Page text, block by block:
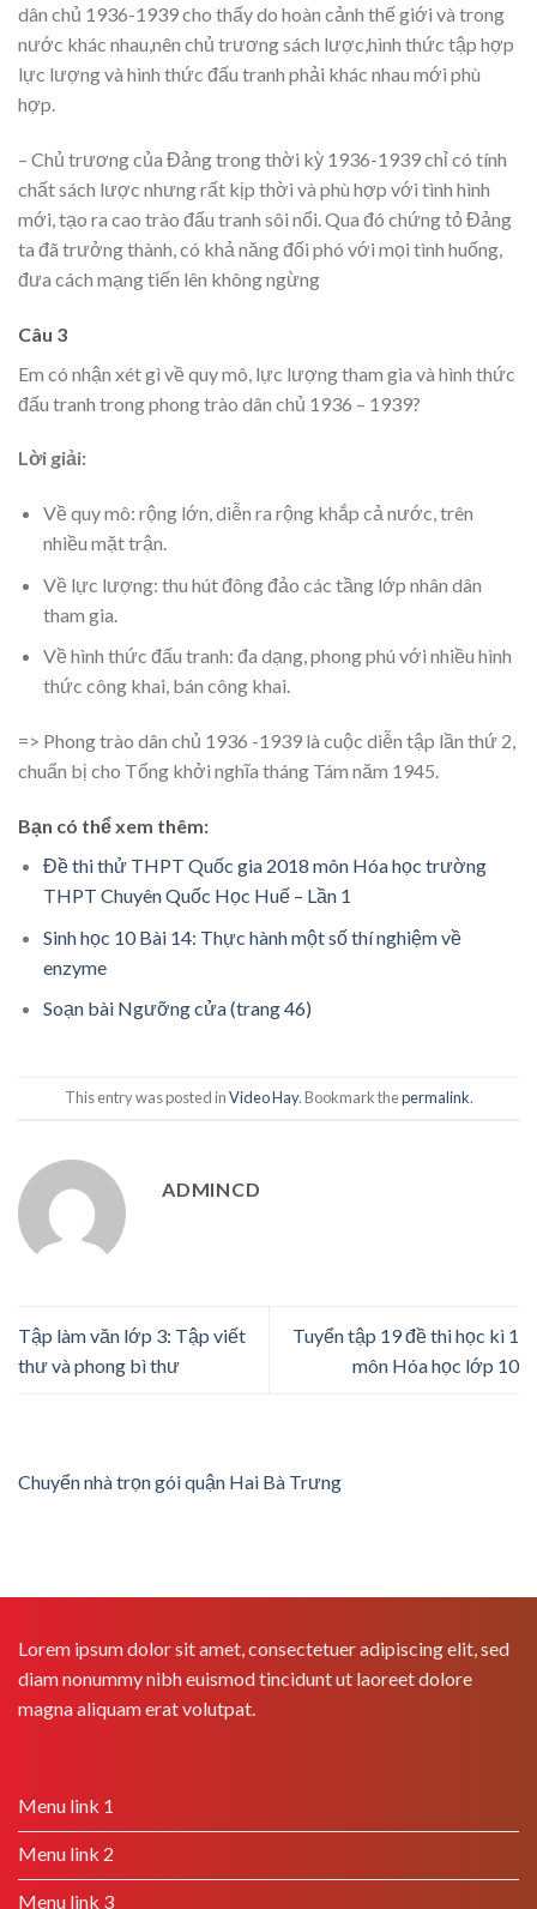
dân chủ 1936-1939 cho thấy do hoàn cảnh thế giới và trong
nước khác nhau,nên chủ trương sách lược,hình thức tập hợp
lực lượng và hình thức đấu tranh phải khác nhau mới phù
hợp.
– Chủ trương của Đảng trong thời kỳ 1936-1939 chỉ có tính
chất sách lược nhưng rất kịp thời và phù hợp với tình hình
mới, tạo ra cao trào đấu tranh sôi nổi. Qua đó chứng tỏ Đảng
ta đã trưởng thành, có khả năng đối phó với mọi tình huống,
đưa cách mạng tiến lên không ngừng
Câu 3
Em có nhận xét gì về quy mô, lực lượng tham gia và hình thức
đấu tranh trong phong trào dân chủ 1936 – 1939?
Lời giải:
Về quy mô: rộng lớn, diễn ra rộng khắp cả nước, trên
nhiều mặt trận.
Về lực lượng: thu hút đông đảo các tầng lớp nhân dân
tham gia.
Về hình thức đấu tranh: đa dạng, phong phú với nhiều hình
thức công khai, bán công khai.
=> Phong trào dân chủ 1936 -1939 là cuộc diễn tập lần thứ 2,
chuẩn bị cho Tổng khởi nghĩa tháng Tám năm 1945.
Bạn có thể xem thêm:
Đề thi thử THPT Quốc gia 2018 môn Hóa học trường
THPT Chuyên Quốc Học Huế – Lần 1
Sinh học 10 Bài 14: Thực hành một số thí nghiệm về
enzyme
Soạn bài Ngưỡng cửa (trang 46)
This entry was posted inVideo Hay. Bookmark thepermalink.
ADMINCD
Tập làm văn lớp 3: Tập viết
thư và phong bì thư
Tuyển tập 19 đề thi học kì 1
môn Hóa học lớp 10
Chuyển nhà trọn gói quận Hai Bà Trưng
Lorem ipsum dolor sit amet, consectetuer adipiscing elit, sed
diam nonummy nibh euismod tincidunt ut laoreet dolore
magna aliquam erat volutpat.
Menu link 1
Menu link 2
Menu link 3